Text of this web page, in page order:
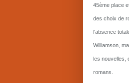
45ème place
des choix de
l'absence
Williamson,
les nouvelles,
romans.